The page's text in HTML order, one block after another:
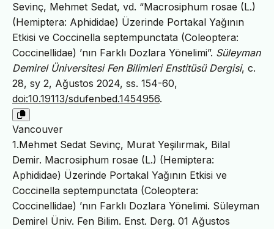
Sevinç, Mehmet Sedat, vd. “Macrosiphum rosae (L.)
(Hemiptera: Aphididae) Üzerinde Portakal Yağının
Etkisi ve Coccinella septempunctata (Coleoptera:
Coccinellidae) ’nın Farklı Dozlara Yönelimi”. Süleyman
Demirel Üniversitesi Fen Bilimleri Enstitüsü Dergisi, c.
28, sy 2, Ağustos 2024, ss. 154-60,
doi:10.19113/sdufenbed.1454956.
Vancouver
1.Mehmet Sedat Sevinç, Murat Yeşilırmak, Bilal
Demir. Macrosiphum rosae (L.) (Hemiptera:
Aphididae) Üzerinde Portakal Yağının Etkisi ve
Coccinella septempunctata (Coleoptera:
Coccinellidae) ’nın Farklı Dozlara Yönelimi. Süleyman
Demirel Üniv. Fen Bilim. Enst. Derg. 01 Ağustos